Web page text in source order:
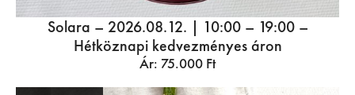
Solara – 2026.08.12. | 10:00 – 19:00 –
Hétköznapi kedvezményes áron
Ár: 75.000 Ft